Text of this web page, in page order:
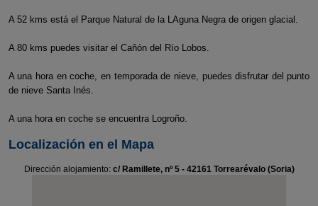
A 52 kms está el Parque Natural de la LAguna Negra de origen glacial.
A 80 kms puedes visitar el Cañón del Río Lobos.
A una hora en coche, en temporada de nieve, puedes disfrutar del punto
de nieve Santa Inés.
A una hora en coche se encuentra Logroño.
Localización en el Mapa
Dirección alojamiento: c/ Ramillete, nº 5 - 42161 Torrearévalo (Soria)